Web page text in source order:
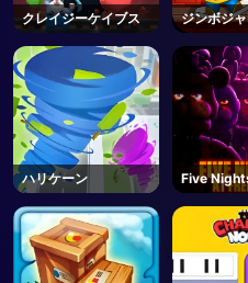
クレイジーケイブス ジンボジ
ハリケーン
Five
Freddy's